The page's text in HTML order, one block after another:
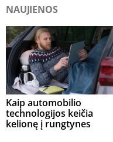
NAUJIENOS
Kaip automobilio
technologijos keičia
kelionę į rungtynes